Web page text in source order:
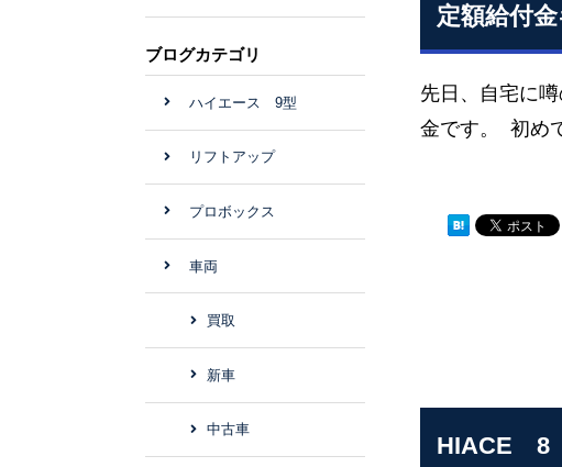
定額給付
先日、自宅に
金です。 初め
HIACE 8
ブログカテゴリ
ハイエース 9型
リフトアップ
プロボックス
車両
買取
新車
中古車